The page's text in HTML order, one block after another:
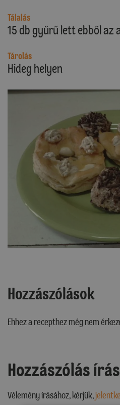
Tálalás
15 db gyűrű lett ebből az
Tárolás
Hideg helyen
Hozzászólások
Ehhez a recepthez még nem
Hozzászólás
Vélemény írásához, kérjük,